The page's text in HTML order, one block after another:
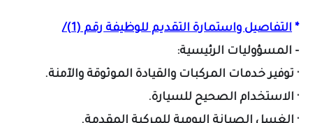
* التفاصيل واستمارة التقديم للوظيفة رقم (1)/
- المسؤوليات الرئيسية:
· توفير خدمات المركبات والقيادة الموثوقة والآمنة.
· الاستخدام الصحيح للسيارة.